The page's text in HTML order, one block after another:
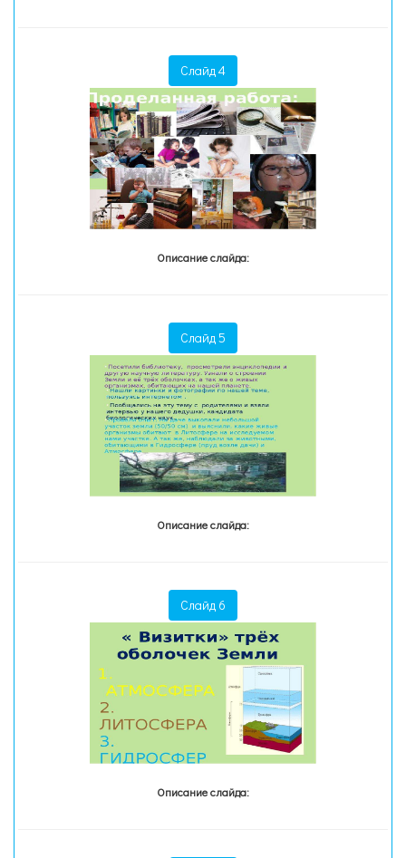
Слайд 4
Описание слайда:
Слайд 5
Описание слайда:
Слайд 6
Описание слайда: